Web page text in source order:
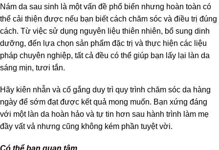
Nám da sau sinh là một vấn đề phổ biến nhưng hoàn toàn có
thể cải thiện được nếu bạn biết cách chăm sóc và điều trị đúng
cách. Từ việc sử dụng nguyên liệu thiên nhiên, bổ sung dinh
dưỡng, đến lựa chọn sản phẩm đặc trị và thực hiện các liệu
pháp chuyên nghiệp, tất cả đều có thể giúp bạn lấy lại làn da
sáng mịn, tươi tắn.
Hãy kiên nhẫn và cố gắng duy trì quy trình chăm sóc da hàng
ngày để sớm đạt được kết quả mong muốn. Bạn xứng đáng
với một làn da hoàn hảo và tự tin hơn sau hành trình làm mẹ
đầy vất vả nhưng cũng không kém phần tuyệt vời.
Có thể bạn quan tâm